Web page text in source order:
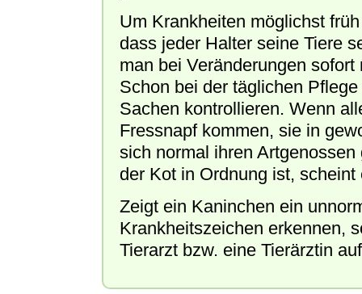
Um Krankheiten möglichst
dass jeder Halter seine Tiere
man bei Veränderungen sofort
Schon bei der täglichen
Sachen kontrollieren. Wenn
Fressnapf kommen, sie in
sich normal ihren
der Kot in Ordnung ist,
Zeigt ein Kaninchen ein
Krankheitszeichen erkennen,
Tierarzt bzw. eine Tierärztin